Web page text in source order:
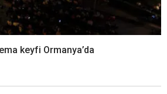
keyfi Ormanya’da